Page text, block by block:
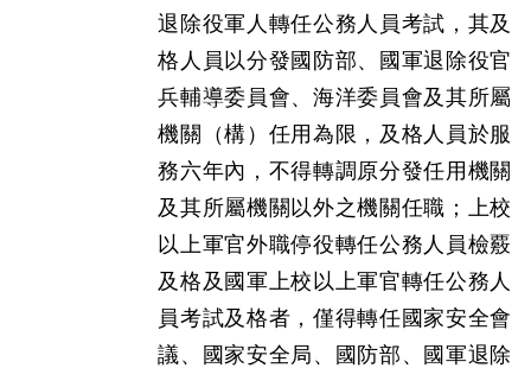
退除役軍人轉任公務人員考試，其及
格人員以分發國防部、國軍退除役官
兵輔導委員會、海洋委員會及其所屬
機關（構）任用為限，及格人員於服
務六年內，不得轉調原分發任用機關
及其所屬機關以外之機關任職；上校
以上軍官外職停役轉任公務人員檢覈
及格及國軍上校以上軍官轉任公務人
員考試及格者，僅得轉任國家安全會
議、國家安全局、國防部、國軍退除